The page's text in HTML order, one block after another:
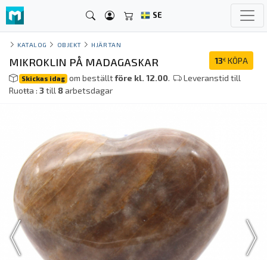
SE
KATALOG OBJEKT HJÄRTAN
13€ KÖPA
MIKROKLIN PÅ MADAGASKAR
Skickas idag om beställtföre kl. 12.00.
Leveranstid till
Ruoŧŧa : 3till 8arbetsdagar